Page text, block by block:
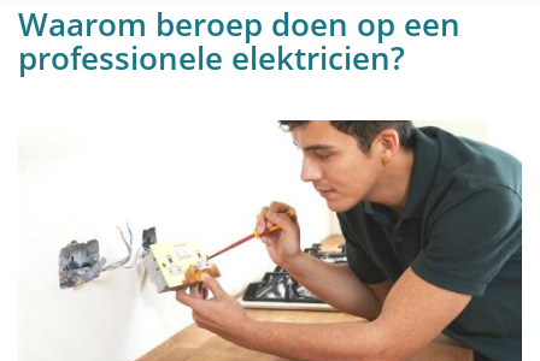
Waarom beroep doen op een
professionele elektricien?